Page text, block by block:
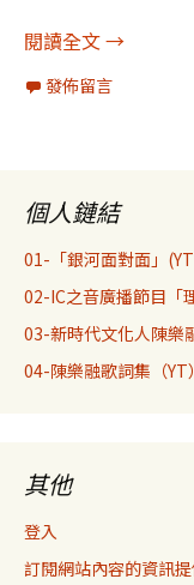
閱讀全文《身分政
→
發佈留言
個人鏈結
01-「銀河面對面」
02-IC之音廣播節目「
03-新時代文化人陳樂
04-陳樂融歌詞集（YT）
其他
登入
訂閱網站內容的資訊